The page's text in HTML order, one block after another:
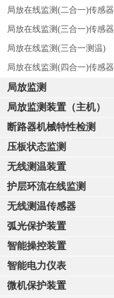
局放在线监测(二合一)传感器
局放在线监测(三合一)传感器
局放在线监测(三合一测温)
局放在线监测(四合一)传感器
局放监测
局放监测装置（主机）
断路器机械特性检测
压板状态监测
无线测温装置
护层环流在线监测
无线测温传感器
弧光保护装置
智能操控装置
智能电力仪表
微机保护装置